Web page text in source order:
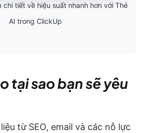
chi tiết về hiệu suất nhanh hơn với Thẻ
AI trong ClickUp
tại sao bạn sẽ yêu
từ SEO, email và các nỗ lực